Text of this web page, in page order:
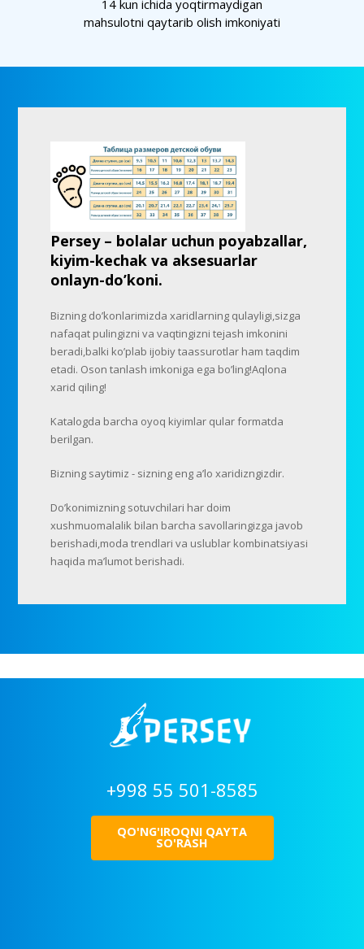
14 kun ichida yoqtirmaydigan
mahsulotni qaytarib olish imkoniyati
Persey – bolalar uchun poyabzallar,
kiyim-kechak va aksesuarlar
onlayn-do’koni.
Bizning do’konlarimizda xaridlarning qulayligi,sizga
nafaqat pulingizni va vaqtingizni tejash imkonini
beradi,balki ko’plab ijobiy taassurotlar ham taqdim
etadi. Oson tanlash imkoniga ega bo’ling!Aqlona
xarid qiling!
Katalogda barcha oyoq kiyimlar qular formatda
berilgan.
Bizning saytimiz - sizning eng a’lo xaridizngizdir.
Do’konimizning sotuvchilari har doim
xushmuomalalik bilan barcha savollaringizga javob
berishadi,moda trendlari va uslublar kombinatsiyasi
haqida ma’lumot berishadi.
+998 55 501-8585
QO'NG'IROQNI QAYTA
SO'RASH